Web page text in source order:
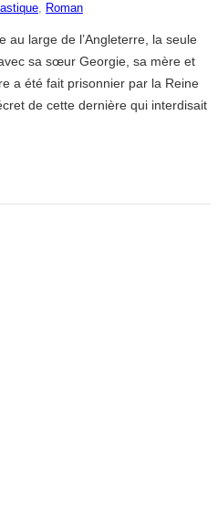
, Roman
au large de l’Angleterre, la seule
sa sœur Georgie, sa mère et
a été fait prisonnier par la Reine
de cette dernière qui interdisait